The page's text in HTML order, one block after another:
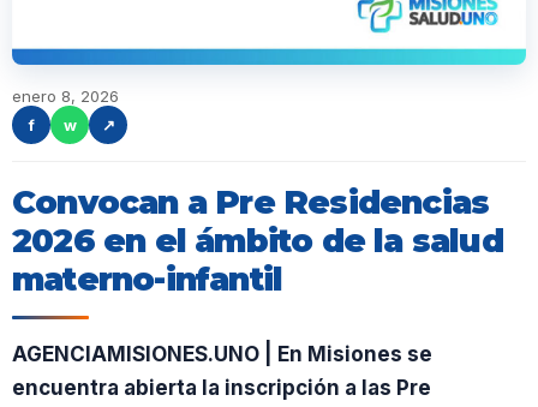
enero 8, 2026
f
w ↗
Convocan a Pre Residencias
2026 en el ámbito de la salud
materno-infantil
AGENCIAMISIONES.UNO | En Misiones se
encuentra abierta la inscripción a las Pre